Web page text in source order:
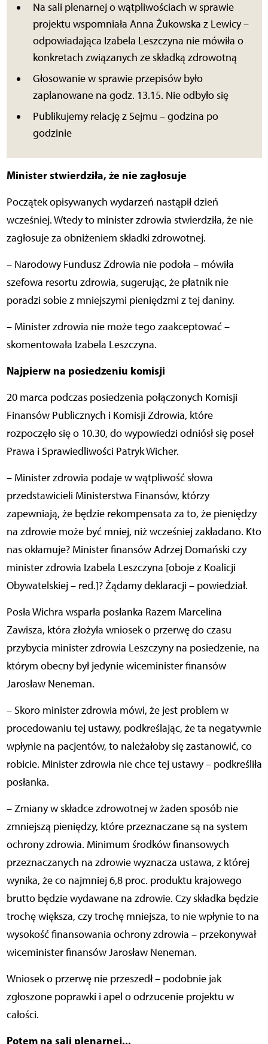
Na sali plenarnej o wątpliwościach w sprawie
projektu wspomniała Anna Żukowska z Lewicy –
odpowiadająca Izabela Leszczyna nie mówiła o
konkretach związanych ze składką zdrowotną
Głosowanie w sprawie przepisów było
zaplanowane na godz. 13.15. Nie odbyło się
Publikujemy relację z Sejmu – godzina po
godzinie
Minister stwierdziła, że nie zagłosuje
Początek opisywanych wydarzeń nastąpił dzień
wcześniej. Wtedy to minister zdrowia stwierdziła, że nie
zagłosuje za obniżeniem składki zdrowotnej.
– Narodowy Fundusz Zdrowia nie podoła – mówiła
szefowa resortu zdrowia, sugerując, że płatnik nie
poradzi sobie z mniejszymi pieniędzmi z tej daniny.
– Minister zdrowia nie może tego zaakceptować –
skomentowała Izabela Leszczyna.
Najpierw na posiedzeniu komisji
20 marca podczas posiedzenia połączonych Komisji
Finansów Publicznych i Komisji Zdrowia, które
rozpoczęło się o 10.30, do wypowiedzi odniósł się poseł
Prawa i Sprawiedliwości Patryk Wicher.
– Minister zdrowia podaje w wątpliwość słowa
przedstawicieli Ministerstwa Finansów, którzy
zapewniają, że będzie rekompensata za to, że pieniędzy
na zdrowie może być mniej, niż wcześniej zakładano. Kto
nas okłamuje? Minister finansów Adrzej Domański czy
minister zdrowia Izabela Leszczyna [oboje z Koalicji
Obywatelskiej – red.]? Żądamy deklaracji – powiedział.
Posła Wichra wsparła posłanka Razem Marcelina
Zawisza, która złożyła wniosek o przerwę do czasu
przybycia minister zdrowia Leszczyny na posiedzenie, na
którym obecny był jedynie wiceminister finansów
Jarosław Neneman.
– Skoro minister zdrowia mówi, że jest problem w
procedowaniu tej ustawy, podkreślając, że ta negatywnie
wpłynie na pacjentów, to należałoby się zastanowić, co
robicie. Minister zdrowia nie chce tej ustawy – podkreśliła
posłanka.
– Zmiany w składce zdrowotnej w żaden sposób nie
zmniejszą pieniędzy, które przeznaczane są na system
ochrony zdrowia. Minimum środków finansowych
przeznaczanych na zdrowie wyznacza ustawa, z której
wynika, że co najmniej 6,8 proc. produktu krajowego
brutto będzie wydawane na zdrowie. Czy składka będzie
trochę większa, czy trochę mniejsza, to nie wpłynie to na
wysokość finansowania ochrony zdrowia – przekonywał
wiceminister finansów Jarosław Neneman.
Wniosek o przerwę nie przeszedł – podobnie jak
zgłoszone poprawki i apel o odrzucenie projektu w
całości.
Potem na sali plenarnej...